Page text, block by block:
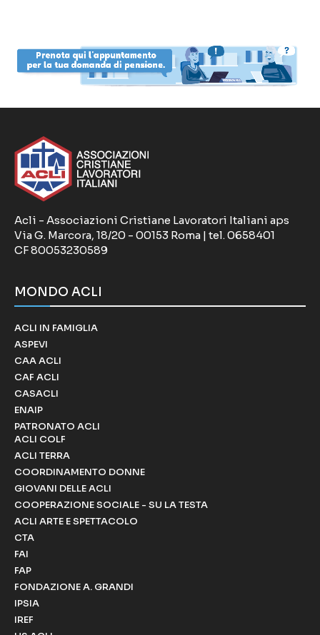
Acli - Associazioni Cristiane Lavoratori Italiani aps
Via G. Marcora, 18/20 - 00153 Roma | tel. 0658401
CF 80053230589
MONDO ACLI
ACLI IN FAMIGLIA
ASPEVI
CAA ACLI
CAF ACLI
CASACLI
ENAIP
PATRONATO ACLI
ACLI COLF
ACLI TERRA
COORDINAMENTO DONNE
GIOVANI DELLE ACLI
COOPERAZIONE SOCIALE - SU LA TESTA
ACLI ARTE E SPETTACOLO
CTA
FAI
FAP
FONDAZIONE A. GRANDI
IPSIA
IREF